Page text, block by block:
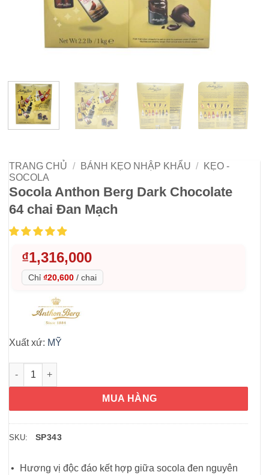
TRANG CHỦ / BÁNH KẸO NHẬP KHẨU /
KẸO -
SOCOLA
Socola Anthon Berg Dark Chocolate
64 chai Đan Mạch
₫1,316,000
Chỉ ₫20,600 / chai
Xuất xứ: MỸ
Socola Anthon Berg Dark Chocolate 64 chai Đan Mạch số
MUA HÀNG
SKU: SP343
Hương vị độc đáo kết hợp giữa socola đen nguyên